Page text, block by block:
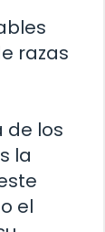
razas
de los
la
el